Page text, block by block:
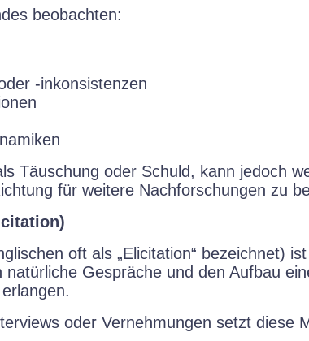
beobachten:
-inkonsistenzen
Täuschung oder Schuld, kann jedoch
für weitere Nachforschungen zu
oft als „Elicitation“ bezeichnet)
Gespräche und den Aufbau
oder Vernehmungen setzt diese